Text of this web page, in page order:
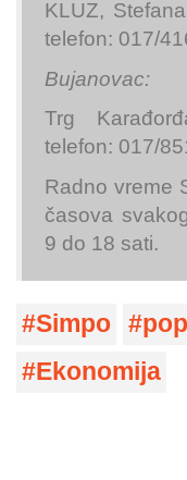
KLUZ,
telefon: 017/
Bujanovac:
Trg
telefon: 017/
Radno vreme
časova
9 do 18 sati.
Simpo
Ekonomija